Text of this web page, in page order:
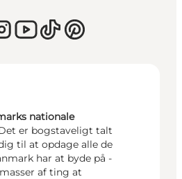
nationale
er bogstaveligt talt
til at opdage alle de
har at byde på -
af ting at